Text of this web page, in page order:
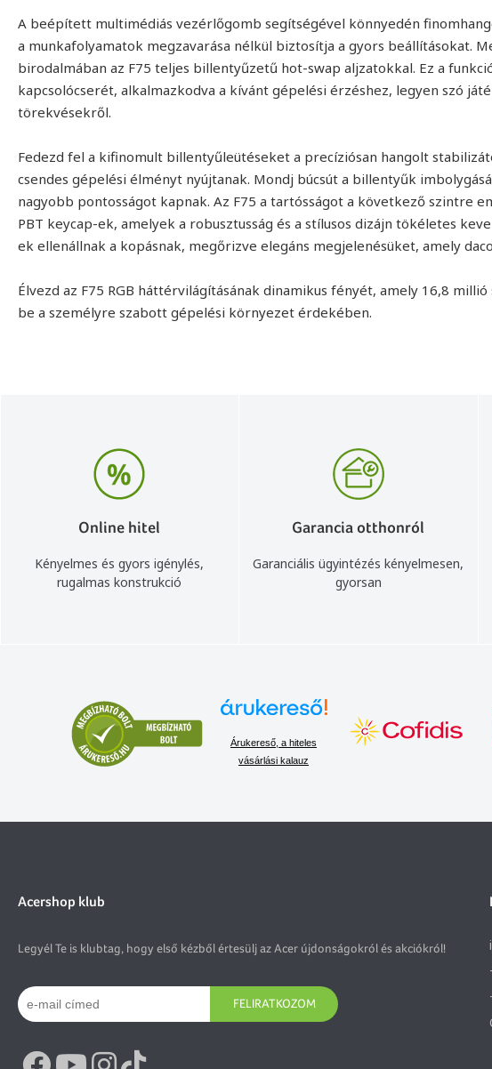
A beépített multimédiás vezérlőgomb segítségével könnyedén
a munkafolyamatok megzavarása nélkül biztosítja a gyors beállításokat.
birodalmában az F75 teljes billentyűzetű hot-swap aljzatokkal. Ez a
kapcsolócserét, alkalmazkodva a kívánt gépelési érzéshez, legyen szó
törekvésekről.
Fedezd fel a kifinomult billentyűleütéseket a precíziósan hangolt
csendes gépelési élményt nyújtanak. Mondj búcsút a billentyűk
nagyobb pontosságot kapnak. Az F75 a tartósságot a következő szintre
PBT keycap-ek, amelyek a robusztusság és a stílusos dizájn tökéletes
ek ellenállnak a kopásnak, megőrizve elegáns megjelenésüket, amely
Élvezd az F75 RGB háttérvilágításának dinamikus fényét, amely 16,8
be a személyre szabott gépelési környezet érdekében.
Online hitel
Kényelmes és gyors igénylés,
rugalmas konstrukció
Garancia otthonról
Garanciális ügyintézés kényelmesen,
gyorsan
Árukereső, a hiteles
vásárlási kalauz
Acershop klub
Legyél Te is klubtag, hogy első kézből értesülj az Acer újdonságokról és akciókról!
FELIRATKOZOM